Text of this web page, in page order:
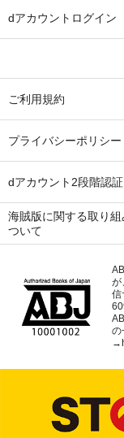
dアカウントログイン
ご利用規約
プライバシーポリシー
dアカウント2段階認
海賊版に関する取り組
ついて
が
信
の
→